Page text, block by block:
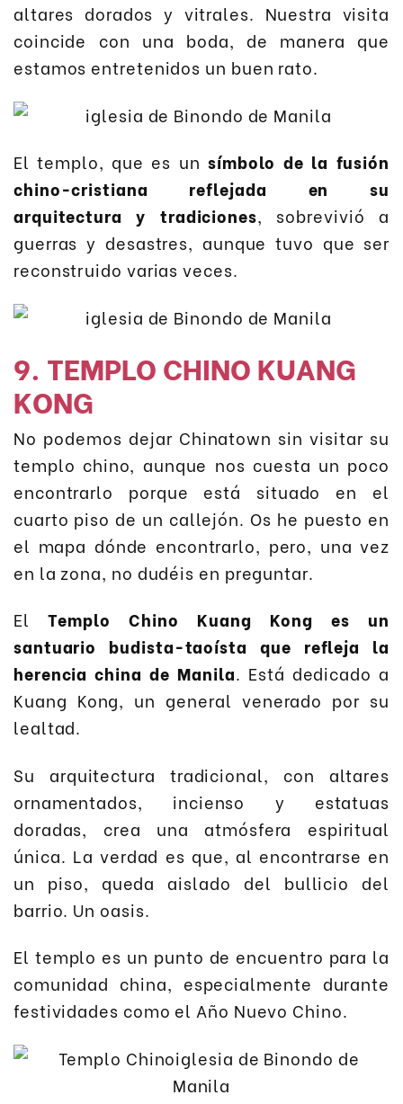
altares dorados y vitrales. Nuestra visita
coincide con una boda, de manera que
estamos entretenidos un buen rato.
El templo, que es unsímbolo de la fusión
chino-cristiana reflejada en su
arquitectura y tradiciones, sobrevivió a
guerras y desastres, aunque tuvo que ser
reconstruido varias veces.
9. TEMPLO CHINO KUANG
KONG
No podemos dejar Chinatown sin visitar su
templo chino, aunque nos cuesta un poco
encontrarlo porque está situado en el
cuarto piso de un callejón. Os he puesto en
el mapa dónde encontrarlo, pero, una vez
en la zona, no dudéis en preguntar.
ElTemplo Chino Kuang Kong es un
santuario budista-taoísta que refleja la
herencia china de Manila. Está dedicado a
Kuang Kong, un general venerado por su
lealtad.
Su arquitectura tradicional, con altares
ornamentados, incienso y estatuas
doradas, crea una atmósfera espiritual
única. La verdad es que, al encontrarse en
un piso, queda aislado del bullicio del
barrio. Un oasis.
El templo es un punto de encuentro para la
comunidad china, especialmente durante
festividades como el Año Nuevo Chino.